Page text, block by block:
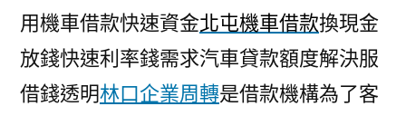
用機車借款快速資金北屯機車借款換現金
放錢快速利率錢需求汽車貸款額度解決服
借錢透明林口企業周轉是借款機構為了客